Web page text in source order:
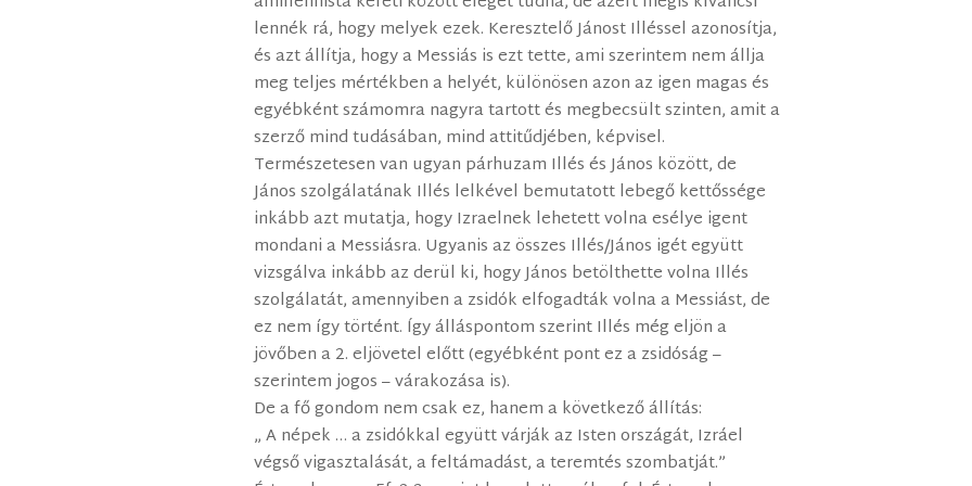
lennék rá, hogy melyek ezek. Keresztelő Jánost Illéssel azonosítja,
és azt állítja, hogy a Messiás is ezt tette, ami szerintem nem állja
meg teljes mértékben a helyét, különösen azon az igen magas és
egyébként számomra nagyra tartott és megbecsült szinten, amit a
szerző mind tudásában, mind attitűdjében, képvisel.
Természetesen van ugyan párhuzam Illés és János között, de
János szolgálatának Illés lelkével bemutatott lebegő kettőssége
inkább azt mutatja, hogy Izraelnek lehetett volna esélye igent
mondani a Messiásra. Ugyanis az összes Illés/János igét együtt
vizsgálva inkább az derül ki, hogy János betölthette volna Illés
szolgálatát, amennyiben a zsidók elfogadták volna a Messiást, de
ez nem így történt. Így álláspontom szerint Illés még eljön a
jövőben a 2. eljövetel előtt (egyébként pont ez a zsidóság –
szerintem jogos – várakozása is).
De a fő gondom nem csak ez, hanem a következő állítás:
„ A népek … a zsidókkal együtt várják az Isten országát, Izráel
végső vigasztalását, a feltámadást, a teremtés szombatját.”